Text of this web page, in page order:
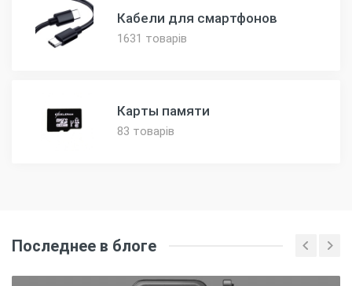
Кабели для смартфонов
1631 товарів
Карты памяти
83 товарів
Последнее в блоге